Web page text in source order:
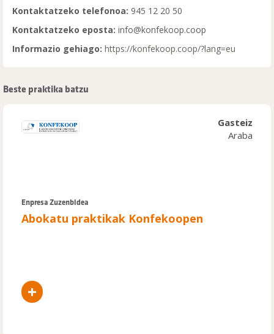
Kontaktatzeko telefonoa: 945 12 20 50
Kontaktatzeko eposta: info@konfekoop.coop
Informazio gehiago: https://konfekoop.coop/?lang=eu
Beste praktika batzu
Gasteiz
Araba
Enpresa Zuzenbidea
Abokatu praktikak Konfekoopen
+